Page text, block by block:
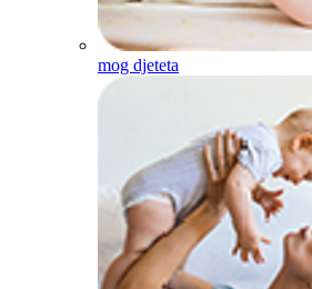
mog djeteta